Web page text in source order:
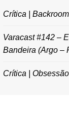
Crítica |
Varacast #142 –
Bandeira (Argo –
Crítica |